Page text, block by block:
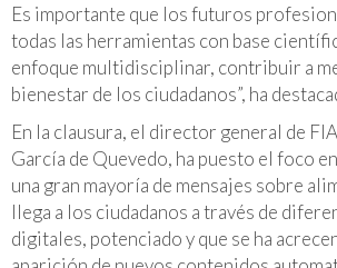
Es importante que los futuros
todas las herramientas con base
enfoque multidisciplinar, contribuir a
bienestar de los ciudadanos”, ha
En la clausura, el director general de
García de Quevedo, ha puesto el foco
una gran mayoría de mensajes sobre
llega a los ciudadanos a través de
digitales, potenciado y que se ha